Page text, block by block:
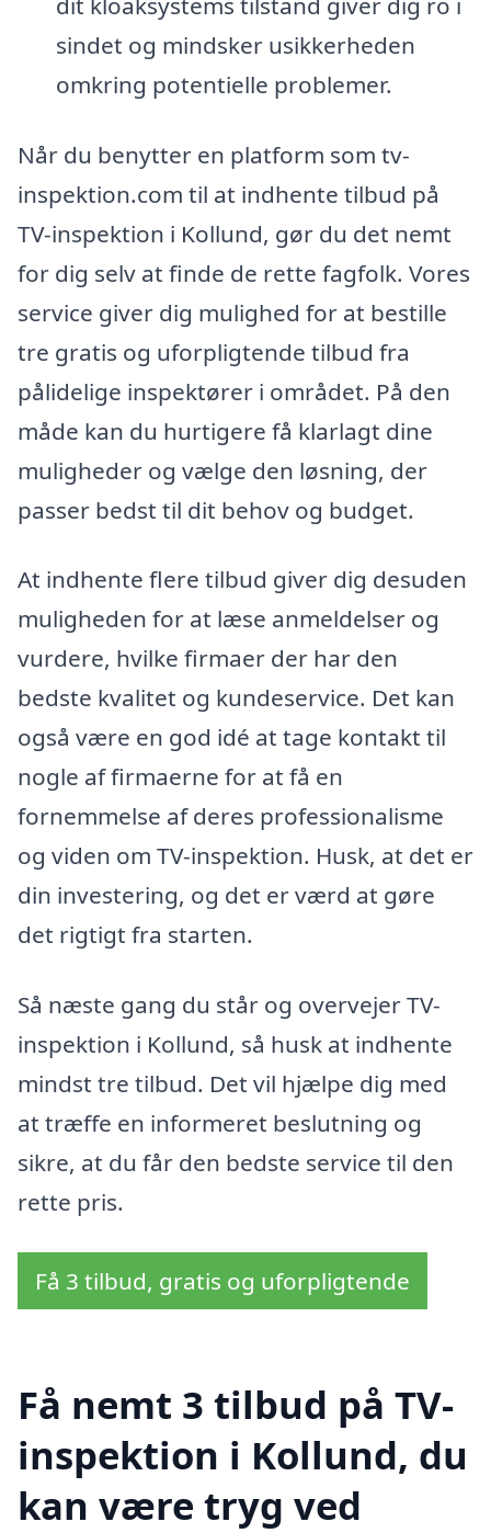
sindet og mindsker usikkerheden
omkring potentielle problemer.
Når du benytter en platform som tv-
inspektion.com til at indhente tilbud på
TV-inspektion i Kollund, gør du det nemt
for dig selv at finde de rette fagfolk. Vores
service giver dig mulighed for at bestille
tre gratis og uforpligtende tilbud fra
pålidelige inspektører i området. På den
måde kan du hurtigere få klarlagt dine
muligheder og vælge den løsning, der
passer bedst til dit behov og budget.
At indhente flere tilbud giver dig desuden
muligheden for at læse anmeldelser og
vurdere, hvilke firmaer der har den
bedste kvalitet og kundeservice. Det kan
også være en god idé at tage kontakt til
nogle af firmaerne for at få en
fornemmelse af deres professionalisme
og viden om TV-inspektion. Husk, at det er
din investering, og det er værd at gøre
det rigtigt fra starten.
Så næste gang du står og overvejer TV-
inspektion i Kollund, så husk at indhente
mindst tre tilbud. Det vil hjælpe dig med
at træffe en informeret beslutning og
sikre, at du får den bedste service til den
rette pris.
Få 3 tilbud, gratis og uforpligtende
Få nemt 3 tilbud på TV-
inspektion i Kollund, du
kan være tryg ved